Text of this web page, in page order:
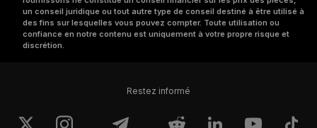
un conseil juridique ou tout autre type de conseil destiné à être utilisé à
des fins sur lesquelles vous pouvez compter. Toute utilisation ou
confiance en notre contenu est uniquement à votre propre risque et
discrétion.
Restez informé